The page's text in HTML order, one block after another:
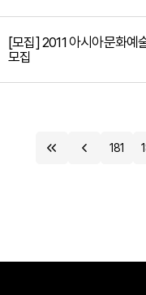
[모집] 2011 아시아문화예
모집
181